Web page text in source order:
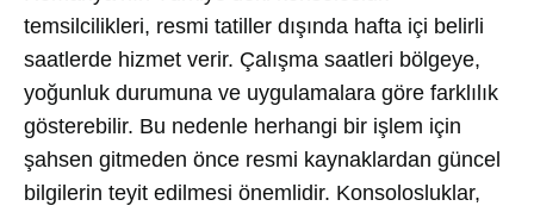
temsilcilikleri, resmi tatiller dışında hafta içi belirli
saatlerde hizmet verir. Çalışma saatleri bölgeye,
yoğunluk durumuna ve uygulamalara göre farklılık
gösterebilir. Bu nedenle herhangi bir işlem için
şahsen gitmeden önce resmi kaynaklardan güncel
bilgilerin teyit edilmesi önemlidir. Konsolosluklar,